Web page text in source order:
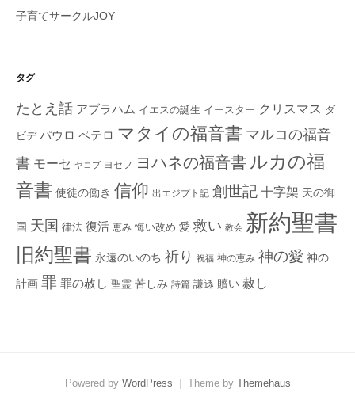
子育てサークルJOY
タグ
たとえ話 アブラハム イエスの誕生 イースター クリスマス ダ
ビデ パウロ ペテロ マタイの福音書 マルコの福音
書 モーセ ヤコブ ヨセフ ヨハネの福音書 ルカの福
音書 使徒の働き 信仰 出エジプト記 創世記 十字架 天の御
国 天国 律法 復活 恵み 悔い改め 愛 救い 教会 新約聖書
旧約聖書 永遠のいのち 祈り 祝福 神の恵み 神の愛 神の
計画 罪 罪の赦し 聖霊 苦しみ 詩篇 謙遜 贖い 赦し
Powered by WordPress Theme by Themehaus